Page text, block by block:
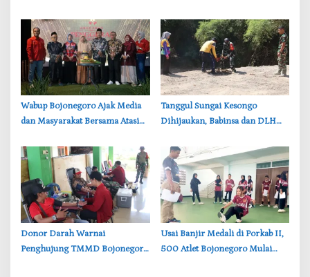
Bersih
Wabup Bojonegoro Ajak Media
dan Masyarakat Bersama Atasi
‎Tanggul Sungai Kesongo
Dihijaukan, Babinsa dan DLH
Alami
‎Donor Darah Warnai
Penghujung TMMD Bojonegoro
‎Usai Banjir Medali di Porkab II,
500 Atlet Bojonegoro Mulai